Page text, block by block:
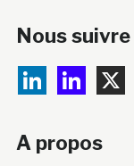
Nous
A propos